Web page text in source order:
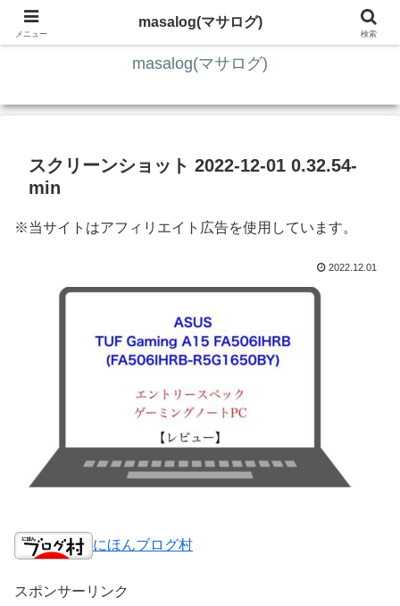
ITの知識4割・ガジェット4割・その他2割 の趣味ブログ
masalog(マサログ)
スクリーンショット 2022-12-01 0.32.54-
min
※当サイトはアフィリエイト広告を使用しています。
2022.12.01
にほんブログ村
スポンサーリンク
メニュー
masalog(マサログ)
検索